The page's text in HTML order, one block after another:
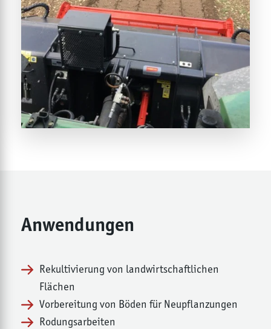
Anwendungen
Rekultivierung von landwirtschaftlichen
Flächen
Vorbereitung von Böden für Neupflanzungen
Rodungsarbeiten